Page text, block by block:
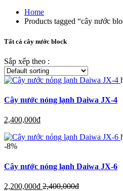
Home
Products tagged “cây nước
Tất cả cây nước block
Sắp xếp theo :
Cây nước nóng lạnh Daiwa JX-4
2,400,000đ
-8%
Cây nước nóng lạnh Daiwa JX-6
2,200,000đ 2,400,000đ